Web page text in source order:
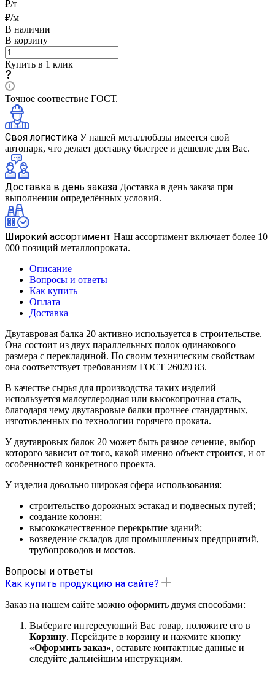
₽/т
₽/м
В наличии
В корзину
Купить в 1 клик
Точное соотвествие ГОСТ.
Своя логистика У нашей металлобазы имеется свой
автопарк, что делает доставку быстрее и дешевле для Вас.
Доставка в день заказа Доставка в день заказа при
выполнении определённых условий.
Широкий ассортимент Наш ассортимент включает более 10
000 позиций металлопроката.
Описание
Вопросы и ответы
Как купить
Оплата
Доставка
Двутавровая балка 20 активно используется в строительстве.
Она состоит из двух параллельных полок одинакового
размера с перекладиной. По своим техническим свойствам
она соответствует требованиям ГОСТ 26020 83.
В качестве сырья для производства таких изделий
используется малоуглеродная или высокопрочная сталь,
благодаря чему двутавровые балки прочнее стандартных,
изготовленных по технологии горячего проката.
У двутавровых балок 20 может быть разное сечение, выбор
которого зависит от того, какой именно объект строится, и от
особенностей конкретного проекта.
У изделия довольно широкая сфера использования:
строительство дорожных эстакад и подвесных путей;
создание колонн;
высококачественное перекрытие зданий;
возведение складов для промышленных предприятий,
трубопроводов и мостов.
Вопросы и ответы
Как купить продукцию на сайте?
Заказ на нашем сайте можно оформить двумя способами:
Выберите интересующий Вас товар, положите его в
Корзину. Перейдите в корзину и нажмите кнопку
«Оформить заказ», оставьте контактные данные и
следуйте дальнейшим инструкциям.